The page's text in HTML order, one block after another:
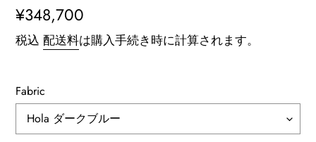
通
常
格
¥348,700
税込 配送料は購入手続き時に計算されます。
Fabric